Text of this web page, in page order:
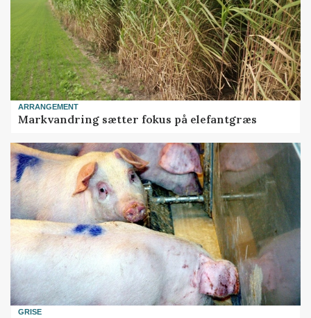
ARRANGEMENT
Markvandring sætter fokus på elefantgræs
GRISE